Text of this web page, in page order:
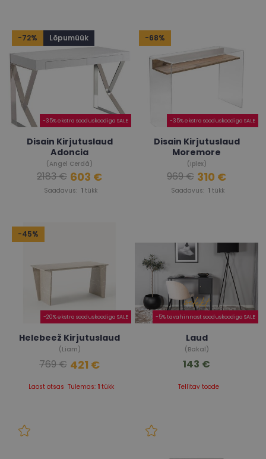
-72% Lõpumüük
-35% ekstra sooduskoodiga SALE
Disain Kirjutuslaud
Adoncia
(Angel Cerdá)
Saadavus: 1tükk
2183 € 603 €
-68%
-35% ekstra sooduskoodiga SALE
Disain Kirjutuslaud
Moremore
(Iplex)
Saadavus: 1tükk
969 € 310 €
-45%
-20% ekstra sooduskoodiga SALE
Helebeež Kirjutuslaud
(Liam)
Laost otsas Tulemas: 1 tükk
769 € 421 €
-5% tavahinnast sooduskoodiga SALE
Laud
(Bakal)
Tellitav toode
143 €